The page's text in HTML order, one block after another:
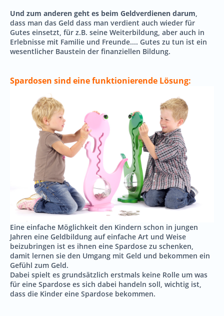
Und zum anderen geht es beim Geldverdienen darum,
dass man das Geld dass man verdient auch wieder für
Gutes einsetzt, für z.B. seine Weiterbildung, aber auch in
Erlebnisse mit Familie und Freunde.... Gutes zu tun ist ein
wesentlicher Baustein der finanziellen Bildung.
Spardosen sind eine funktionierende Lösung:
Eine einfache Möglichkeit den Kindern schon in jungen
Jahren eine Geldbildung auf einfache Art und Weise
beizubringen ist es ihnen eine Spardose zu schenken,
damit lernen sie den Umgang mit Geld und bekommen ein
Gefühl zum Geld.
Dabei spielt es grundsätzlich erstmals keine Rolle um was
für eine Spardose es sich dabei handeln soll, wichtig ist,
dass die Kinder eine Spardose bekommen.